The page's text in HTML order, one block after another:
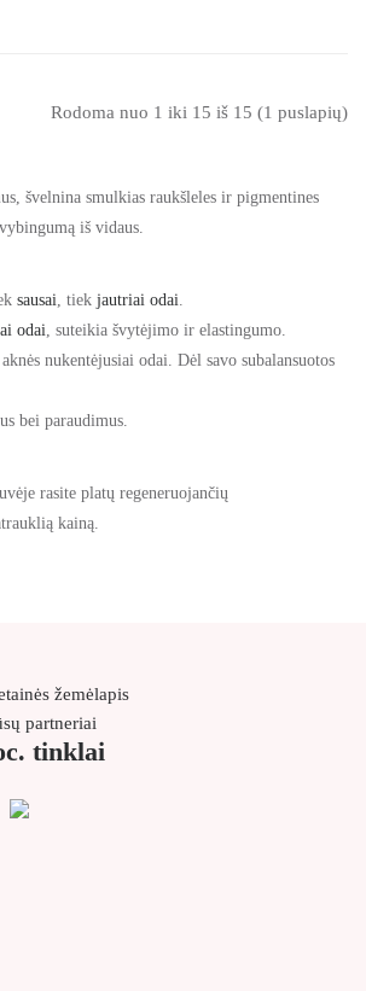
Rodoma nuo 1 iki 15 iš 15 (1 puslapių)
švelnina smulkias raukšleles ir pigmentines
iš vidaus.
sausai , tiek jautriai odai
odai , suteikia švytėjimo ir elastingumo.
aknės nukentėjusiai odai. Dėl savo subalansuotos
bei paraudimus.
rasite platų regeneruojančių
kainą.
žemėlapis
partneriai
tinklai